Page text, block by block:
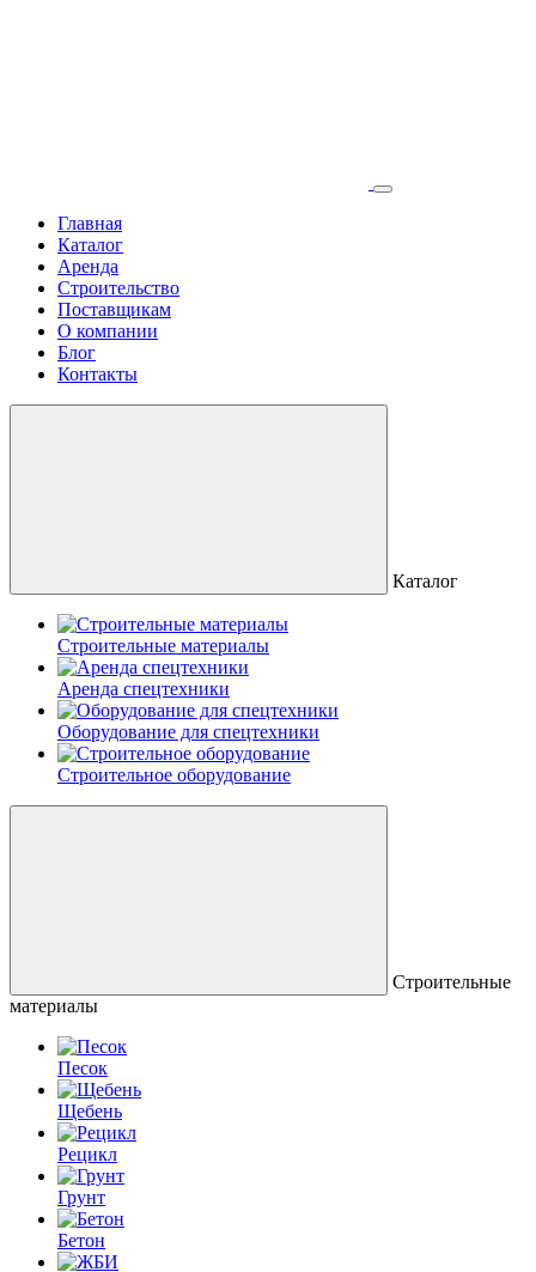
Главная
Каталог
Аренда
Строительство
Поставщикам
О компании
Блог
Контакты
Каталог
Строительные материалы
Аренда спецтехники
Оборудование для спецтехники
Строительное оборудование
Строительные
материалы
Песок
Щебень
Рецикл
Грунт
Бетон